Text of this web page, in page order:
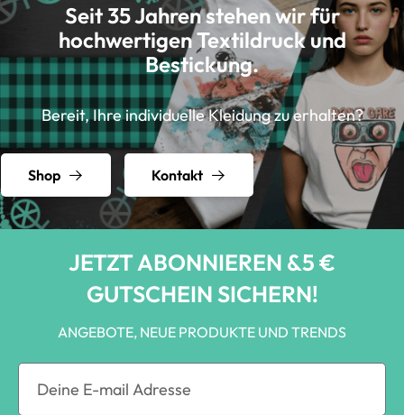
Seit 35 Jahren stehen wir für
hochwertigen Textildruck und
Bestickung.
Bereit, Ihre individuelle Kleidung zu erhalten?
Shop Kontakt
JETZT ABONNIEREN &5 €
GUTSCHEIN SICHERN!
ANGEBOTE, NEUE PRODUKTE UND TRENDS